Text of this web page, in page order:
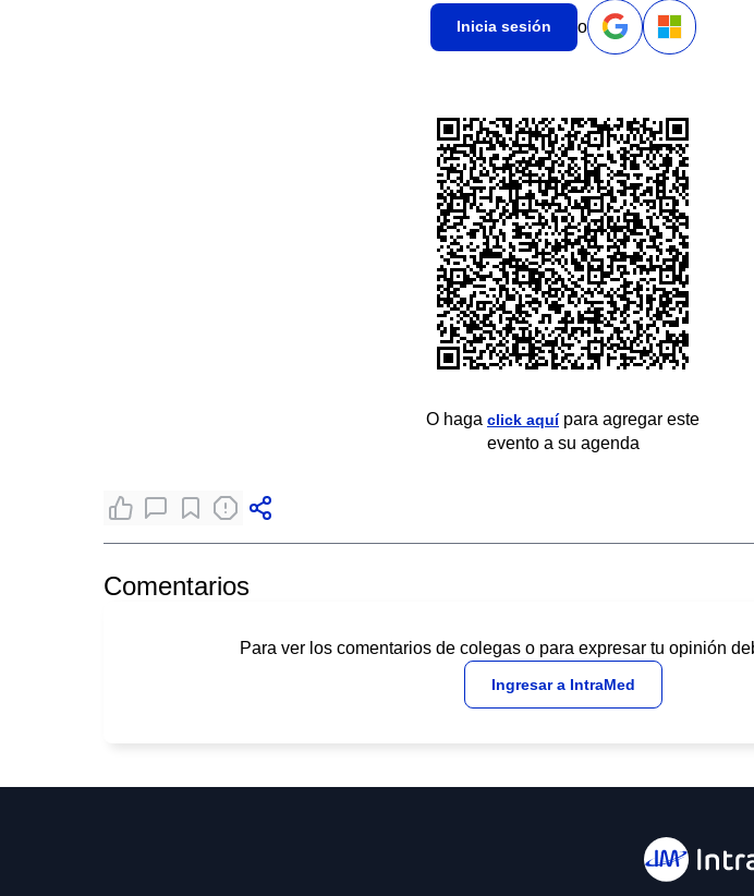
Inicia sesión o
O haga click aquípara agregar este
evento a su agenda
Comentarios
Para ver los comentarios de colegas o para expresar tu opinión
Ingresar a IntraMed